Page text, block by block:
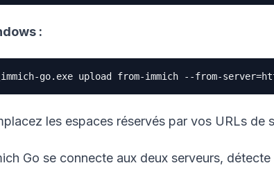
:
les espaces réservés par vos URLs de
Go se connecte aux deux serveurs,